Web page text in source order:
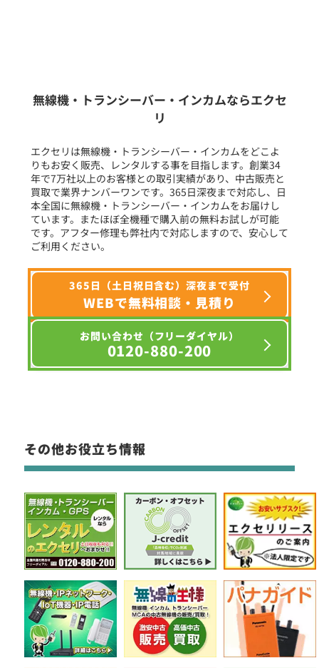
フリーワード入力(製品名等)
選択条件をリセット
無線機・トランシーバー・インカムならエクセ
リ
エクセリは無線機・トランシーバー・インカムをどこよ
りもお安く販売、レンタルする事を目指します。創業34
年で7万社以上のお客様との取引実績があり、中古販売と
買取で業界ナンバーワンです。365日深夜まで対応し、日
本全国に無線機・トランシーバー・インカムをお届けし
ています。またほぼ全機種で購入前の無料お試しが可能
です。アフター修理も弊社内で対応しますので、安心して
ご利用ください。
365日（土日祝日含む）深夜まで受付
WEBで無料相談・見積り
お問い合わせ（フリーダイヤル）
0120-880-200
その他お役立ち情報